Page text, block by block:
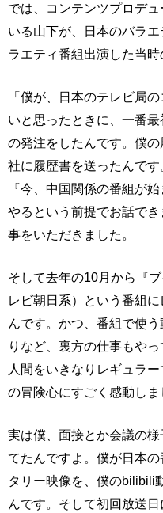
では、コンテンツプロデ
いる山下が、日本のバラ
ラエティ番組出演した当時
「僕が、日本のテレビ局
いと思ったときに、一番
の発注をしたんです。僕
社に履歴書を送ったんです
『今、中国関係の番組が
やるという前提でお話で
事をいただきました。
そして去年の10月から『
レビ朝日系）という番組
んです。かつ、番組で使
りなど、裏方の仕事もや
人間をいきなりレギュラ
の冒険心にすごく感動しま
実は僕、面接とか会議の
てたんですよ。僕が日本
タリー映像を、僕のbilibili
んです。そして初回放送